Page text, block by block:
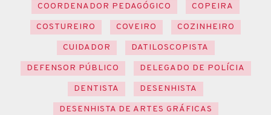
COORDENADOR PEDAGÓGICO
COPEIRA
COSTUREIRO
COVEIRO
COZINHEIRO
CUIDADOR
DATILOSCOPISTA
DEFENSOR PÚBLICO
DELEGADO DE POLÍCIA
DENTISTA
DESENHISTA
DESENHISTA DE ARTES GRÁFICAS